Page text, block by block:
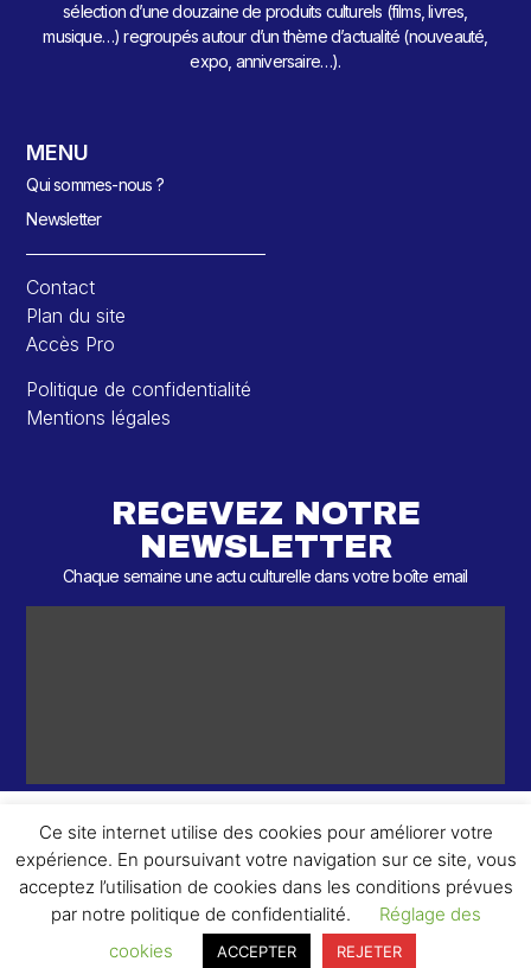
sélection d’une douzaine de produits culturels (films, livres,
musique…) regroupés autour d’un thème d’actualité (nouveauté,
expo, anniversaire…).
MENU
Qui sommes-nous ?
Newsletter
Contact
Plan du site
Accès Pro
Politique de confidentialité
Mentions légales
RECEVEZ NOTRE
NEWSLETTER
Chaque semaine une actu culturelle dans votre boîte email
© 2026 – 2 ème Round – Tous droits réservés.
Ce site internet utilise des cookies pour améliorer votre
expérience. En poursuivant votre navigation sur ce site, vous
acceptez l’utilisation de cookies dans les conditions prévues
par notre politique de confidentialité.
Réglage des
cookies
ACCEPTER REJETER